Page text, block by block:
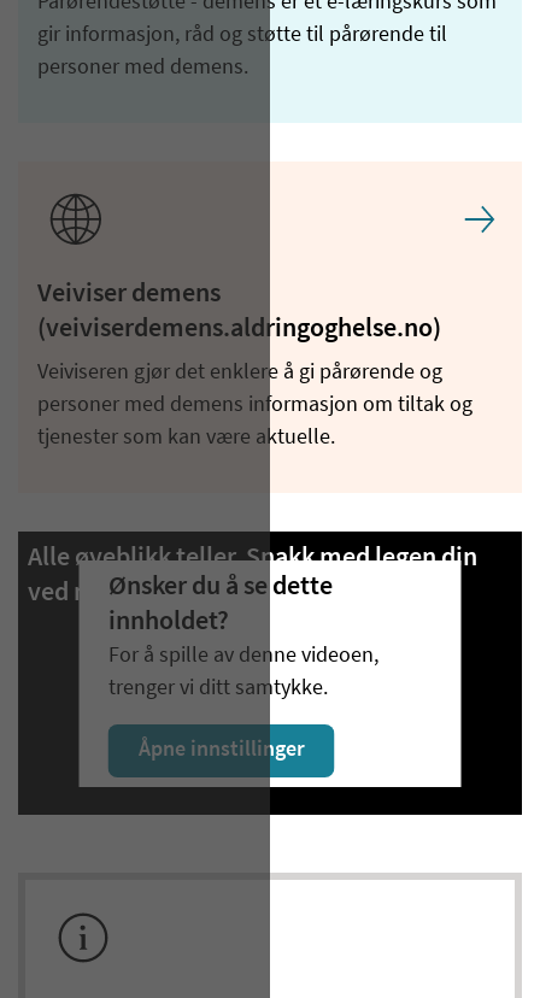
gir informasjon, råd og støtte til pårørende til
personer med demens.
Veiviser demens
(veiviserdemens.aldringoghelse.no)
Veiviseren gjør det enklere å gi pårørende og
personer med demens informasjon om tiltak og
tjenester som kan være aktuelle.
Alle øyeblikk teller. Snakk med legen din
ved mistanke om demens.
Ønsker du å se dette
innholdet?
For å spille av denne videoen,
trenger vi ditt samtykke.
Åpne innstillinger